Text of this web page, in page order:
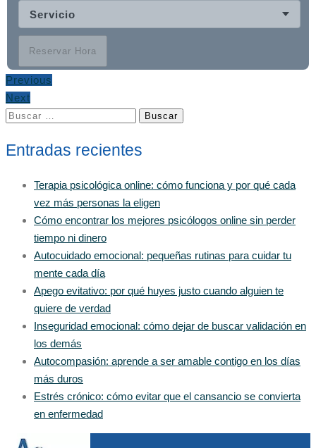
Servicio
Reservar Hora
Previous
Next
Buscar:
Entradas recientes
Terapia psicológica online: cómo funciona y por qué cada
vez más personas la eligen
Cómo encontrar los mejores psicólogos online sin perder
tiempo ni dinero
Autocuidado emocional: pequeñas rutinas para cuidar tu
mente cada día
Apego evitativo: por qué huyes justo cuando alguien te
quiere de verdad
Inseguridad emocional: cómo dejar de buscar validación en
los demás
Autocompasión: aprende a ser amable contigo en los días
más duros
Estrés crónico: cómo evitar que el cansancio se convierta
en enfermedad